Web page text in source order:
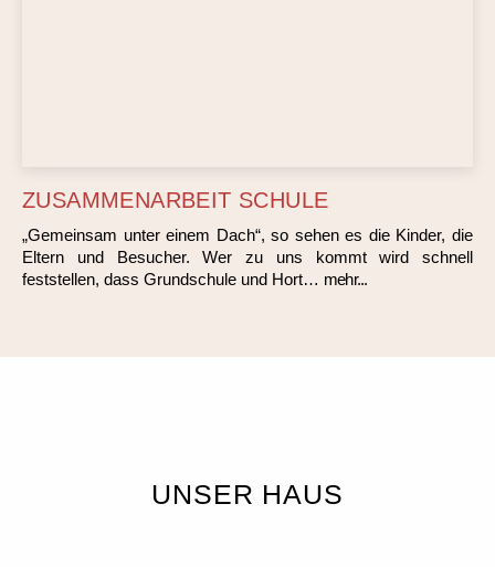
ZUSAMMENARBEIT SCHULE
„Gemeinsam unter einem Dach“, so sehen es die Kinder, die
Eltern und Besucher. Wer zu uns kommt wird schnell
feststellen, dass Grundschule und Hort… mehr...
UNSER HAUS